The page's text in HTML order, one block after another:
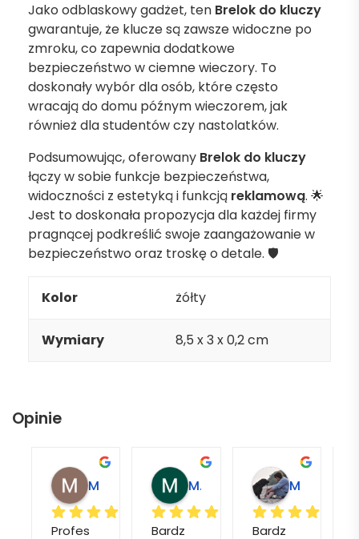
Jako odblaskowy gadżet, ten Brelok do kluczy
gwarantuje, że klucze są zawsze widoczne po
zmroku, co zapewnia dodatkowe
bezpieczeństwo w ciemne wieczory. To
doskonały wybór dla osób, które często
wracają do domu późnym wieczorem, jak
również dla studentów czy nastolatków.
Podsumowując, oferowany Brelok do kluczy
łączy w sobie funkcje bezpieczeństwa,
widoczności z estetyką i funkcją reklamową. 🌟
Jest to doskonała propozycja dla każdej firmy
pragnącej podkreślić swoje zaangażowanie w
bezpieczeństwo oraz troskę o detale. 🛡️
Kolor żółty
Wymiary 8,5 x 3 x 0,2 cm
Opinie
Profes
Marcin M.
Bardz Bardz